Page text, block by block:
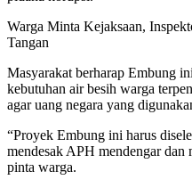
Warga Minta Kejaksaan,
Tangan
Masyarakat berharap Embung
kebutuhan air besih warga
agar uang negara yang
“Proyek Embung ini harus
mendesak APH mendengar
pinta warga.